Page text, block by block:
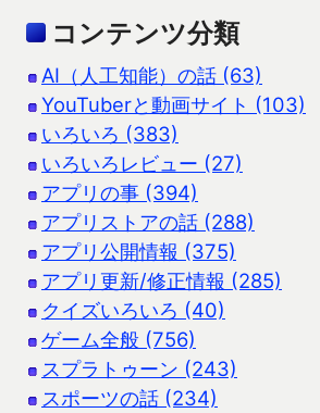
コンテンツ分類
AI（人工知能）の話 (63)
YouTuberと動画サイト (103)
いろいろ (383)
いろいろレビュー (27)
アプリの事 (394)
アプリストアの話 (288)
アプリ公開情報 (375)
アプリ更新/修正情報 (285)
クイズいろいろ (40)
ゲーム全般 (756)
スプラトゥーン (243)
スポーツの話 (234)